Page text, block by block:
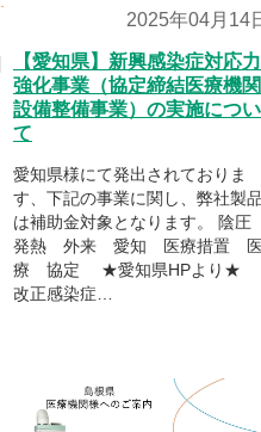
2025年04月14
【愛知県】新興感染症対応力
強化事業（協定締結医療機関
設備整備事業）の実施につい
て
愛知県様にて発出されておりま
す、下記の事業に関し、弊社製
は補助金対象となります。 陰
発熱 外来 愛知 医療措置
療 協定 ★愛知県HPより★
改正感染症…